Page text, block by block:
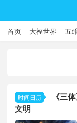
首页 大福世界 五
时间日历
《三
文明